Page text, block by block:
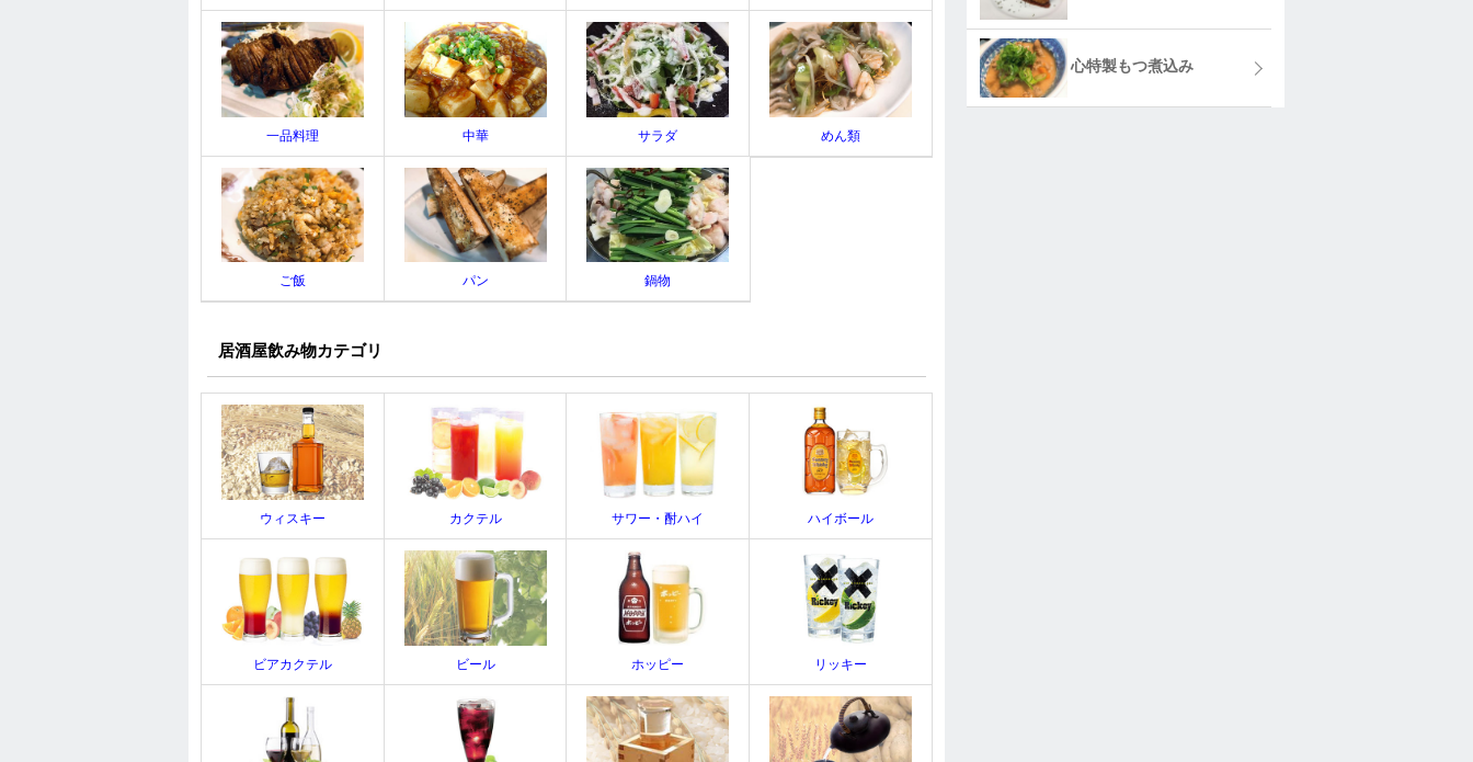
一品料理 中華 サラダ めん類
ご飯 パン 鍋物
居酒屋飲み物カテゴリ
ウィスキー カクテル サワー・酎ハイ ハイボール
ビアカクテル ビール ホッピー リッキー
心特製もつ煮込み